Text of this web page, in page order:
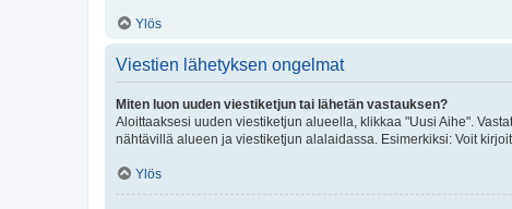
Ylös
Viestien lähetyksen ongelmat
Miten luon uuden viestiketjun tai lähetän vastauksen?
Aloittaaksesi uuden viestiketjun alueella, klikkaa "Uusi Aihe".
nähtävillä alueen ja viestiketjun alalaidassa. Esimerkiksi: Voit
Ylös